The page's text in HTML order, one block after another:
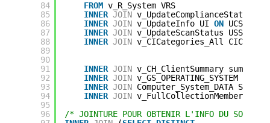
84
85
86
87
88
89
90
91
92
93
94
95
96
FROM v_R_System VRS
INNER JOIN v_UpdateComplianceStatus
INNER JOIN v_UpdateInfo UI ON
INNER JOIN v_UpdateScanStatus USS
INNER JOIN v_CICategories_All CIC
INNER JOIN v_CH_ClientSummary summ
INNER JOIN v_GS_OPERATING_SYSTEM Os
INNER JOIN Computer_System_DATA St
INNER JOIN v_FullCollectionMembership
/* JOINTURE POUR OBTENIR L'INFO DU